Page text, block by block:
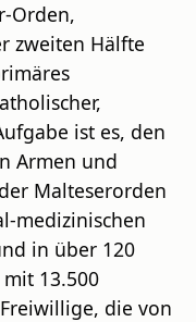
Orden,
zweiten Hälfte
ist es, den
Armen und
Malteserorden
medizinischen
in über 120
13.500
die von